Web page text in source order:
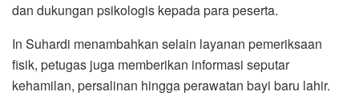
dan dukungan psikologis kepada para peserta.
In Suhardi menambahkan selain layanan pemeriksaan
fisik, petugas juga memberikan informasi seputar
kehamilan, persalinan hingga perawatan bayi baru lahir.